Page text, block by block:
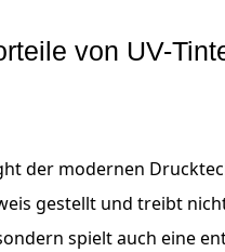
von UV-
der modernen
gestellt und treibt
spielt auch eine